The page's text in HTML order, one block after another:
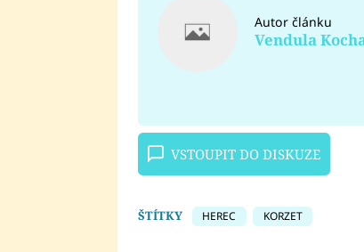
Autor článku
Vendula
VSTOUPIT DO DISKUZE
ŠTÍTKY HEREC KORZET